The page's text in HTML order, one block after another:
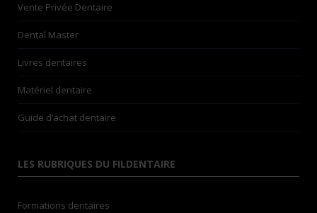
Vente Privée Dentaire
Dental Master
Livres dentaires
Matériel dentaire
Guide d’achat dentaire
LES RUBRIQUES DU FILDENTAIRE
Formations dentaires